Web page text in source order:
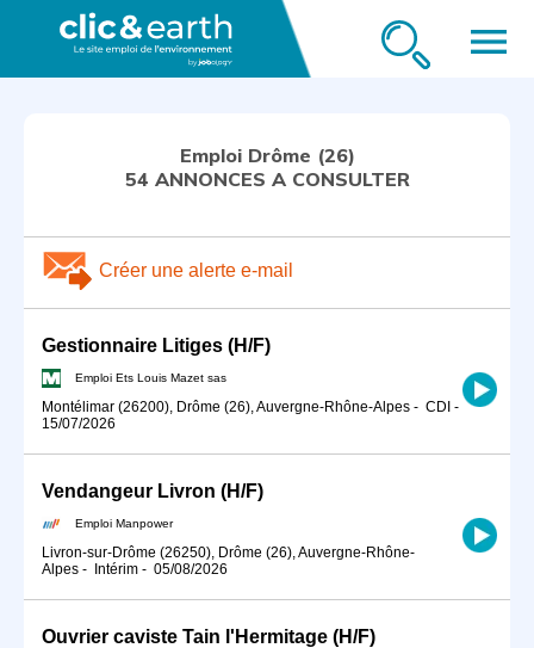
menu
Emploi Drôme (26)
54 ANNONCES A CONSULTER
Créer une alerte e-mail
Gestionnaire Litiges (H/F)
Emploi Ets Louis Mazet sas
Montélimar (26200), Drôme (26), Auvergne-Rhône-Alpes - CDI -
15/07/2026
Vendangeur Livron (H/F)
Emploi Manpower
Livron-sur-Drôme (26250), Drôme (26), Auvergne-Rhône-
Alpes - Intérim - 05/08/2026
Ouvrier caviste Tain l'Hermitage (H/F)